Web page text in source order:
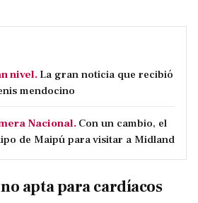
nivel. La gran noticia que recibió
mendocino
Nacional.Con un cambio, el
de Maipú para visitar a Midland
apta para cardíacos